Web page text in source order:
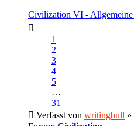
Civilization VI - Allgemeine
1
2
3
4
5
…
31
Verfasst von writingbull »